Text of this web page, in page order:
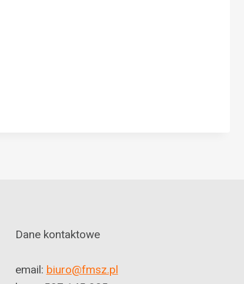
Dane kontaktowe
email: biuro@fmsz.pl